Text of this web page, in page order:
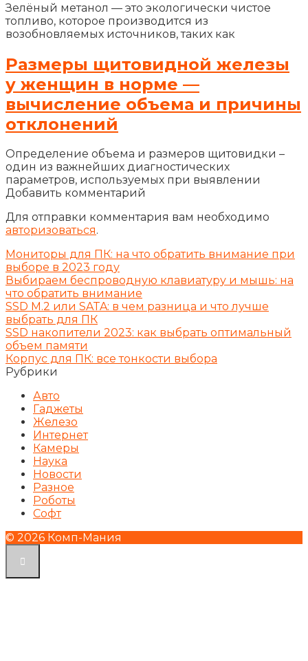
Зелёный метанол — это экологически чистое
топливо, которое производится из
возобновляемых источников, таких как
Размеры щитовидной железы
у женщин в норме —
вычисление объема и причины
отклонений
Определение объема и размеров щитовидки –
один из важнейших диагностических
параметров, используемых при выявлении
Добавить комментарий
Для отправки комментария вам необходимо
авторизоваться.
Мониторы для ПК: на что обратить внимание при
выборе в 2023 году
Выбираем беспроводную клавиатуру и мышь: на
что обратить внимание
SSD M.2 или SATA: в чем разница и что лучше
выбрать для ПК
SSD накопители 2023: как выбрать оптимальный
объем памяти
Корпус для ПК: все тонкости выбора
Рубрики
Авто
Гаджеты
Железо
Интернет
Камеры
Наука
Новости
Разное
Роботы
Софт
© 2026 Комп-Мания